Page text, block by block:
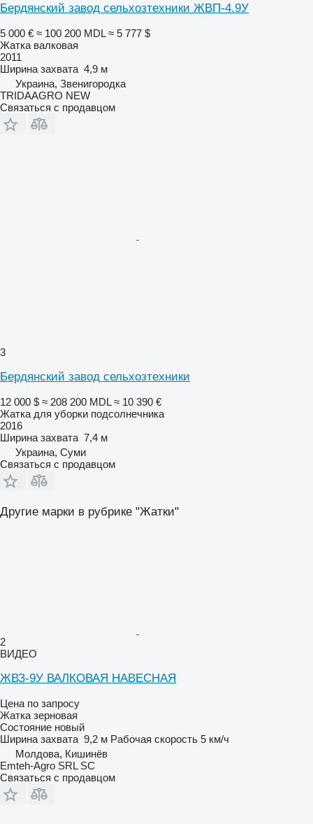
Бердянский завод сельхозтехники ЖВП-4.9У
5 000 € ≈ 100 200 MDL ≈ 5 777 $
Жатка валковая
2011
Ширина захвата 4,9 м
Украина, Звенигородка
TRIDAAGRO NEW
Связаться с продавцом
3
Бердянский завод сельхозтехники
12 000 $ ≈ 208 200 MDL ≈ 10 390 €
Жатка для уборки подсолнечника
2016
Ширина захвата 7,4 м
Украина, Суми
Связаться с продавцом
Другие марки в рубрике "Жатки"
2
ВИДЕО
ЖВЗ-9У ВАЛКОВАЯ НАВЕСНАЯ
Цена по запросу
Жатка зерновая
Состояние новый
Ширина захвата 9,2 м Рабочая скорость 5 км/ч
Молдова, Кишинёв
Emteh-Agro SRL SC
Связаться с продавцом